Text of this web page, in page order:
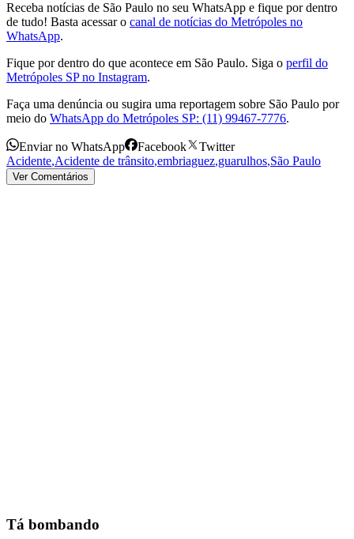
Receba notícias de São Paulo no seu WhatsApp e fique por dentro
de tudo! Basta acessar o canal de notícias do Metrópoles no
WhatsApp.
Fique por dentro do que acontece em São Paulo. Siga o perfil do
Metrópoles SP no Instagram.
Faça uma denúncia ou sugira uma reportagem sobre São Paulo por
meio do WhatsApp do Metrópoles SP: (11) 99467-7776.
Enviar no WhatsApp Facebook
Twitter
Acidente,Acidente de trânsito,embriaguez,guarulhos,São Paulo
Ver Comentários
Tá bombando